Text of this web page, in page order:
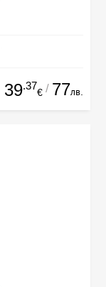
39.37
€ / 77лв.